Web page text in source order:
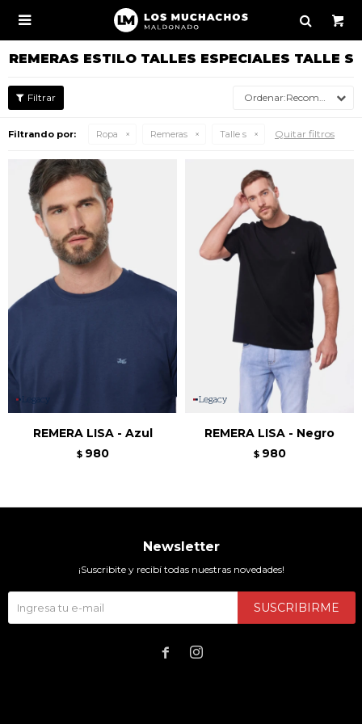

REMERAS ESTILO TALLES ESPECIALES TALLE S
Recomendados
Filtrando por: Ropa Remeras Talle s Quitar filtros
REMERA LISA - Azul
$ 980
REMERA LISA - Negro
$ 980
Newsletter
¡Suscribite y recibí todas nuestras novedades!
SUSCRIBIRME
 